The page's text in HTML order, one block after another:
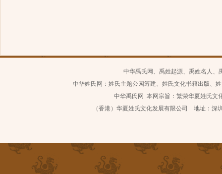
中华禹氏网、禹姓起源、禹姓名人、
中华姓氏网：姓氏主题公园筹建、姓氏文化书籍出版、
中华禹氏网 本网宗旨：繁荣华夏姓氏文
（香港）华夏姓氏文化发展有限公司 地址：